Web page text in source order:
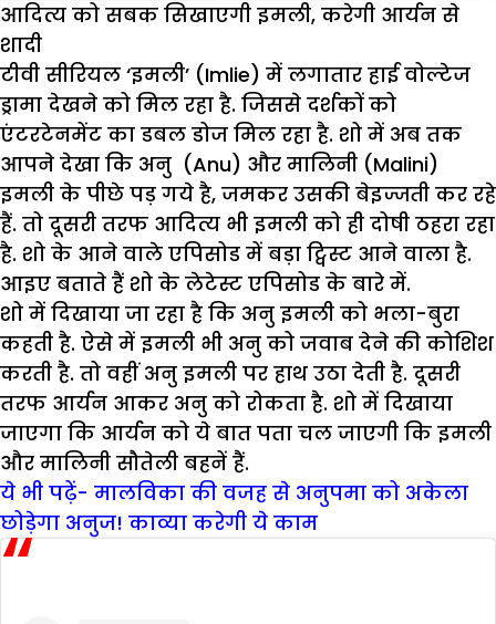
आदित्य को सबक सिखाएगी इमली, करेगी आर्यन से
शादी
टीवी सीरियल ‘इमली’ (Imlie) में लगातार हाई वोल्टेज
ड्रामा देखने को मिल रहा है. जिससे दर्शकों को
एंटरटेनमेंट का डबल डोज मिल रहा है. शो में अब तक
आपने देखा कि अनु (Anu) और मालिनी (Malini)
इमली के पीछे पड़ गये है, जमकर उसकी बेइज्जती कर रहे
हैं. तो दूसरी तरफ आदित्य भी इमली को ही दोषी ठहरा रहा
है. शो के आने वाले एपिसोड में बड़ा ट्विस्ट आने वाला है.
आइए बताते हैं शो के लेटेस्ट एपिसोड के बारे में.
शो में दिखाया जा रहा है कि अनु इमली को भला-बुरा
कहती है. ऐसे में इमली भी अनु को जवाब देने की कोशिश
करती है. तो वहीं अनु इमली पर हाथ उठा देती है. दूसरी
तरफ आर्यन आकर अनु को रोकता है. शो में दिखाया
जाएगा कि आर्यन को ये बात पता चल जाएगी कि इमली
और मालिनी सौतेली बहनें हैं.
ये भी पढ़ें- मालविका की वजह से अनुपमा को अकेला
छोड़ेगा अनुज! काव्या करेगी ये काम